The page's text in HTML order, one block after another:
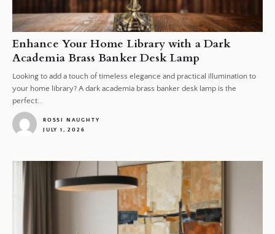
Enhance Your Home Library with a Dark
Academia Brass Banker Desk Lamp
Looking to add a touch of timeless elegance and practical illumination to
your home library? A dark academia brass banker desk lamp is the
perfect...
ROSSI NAUGHTY
JULY 1, 2026